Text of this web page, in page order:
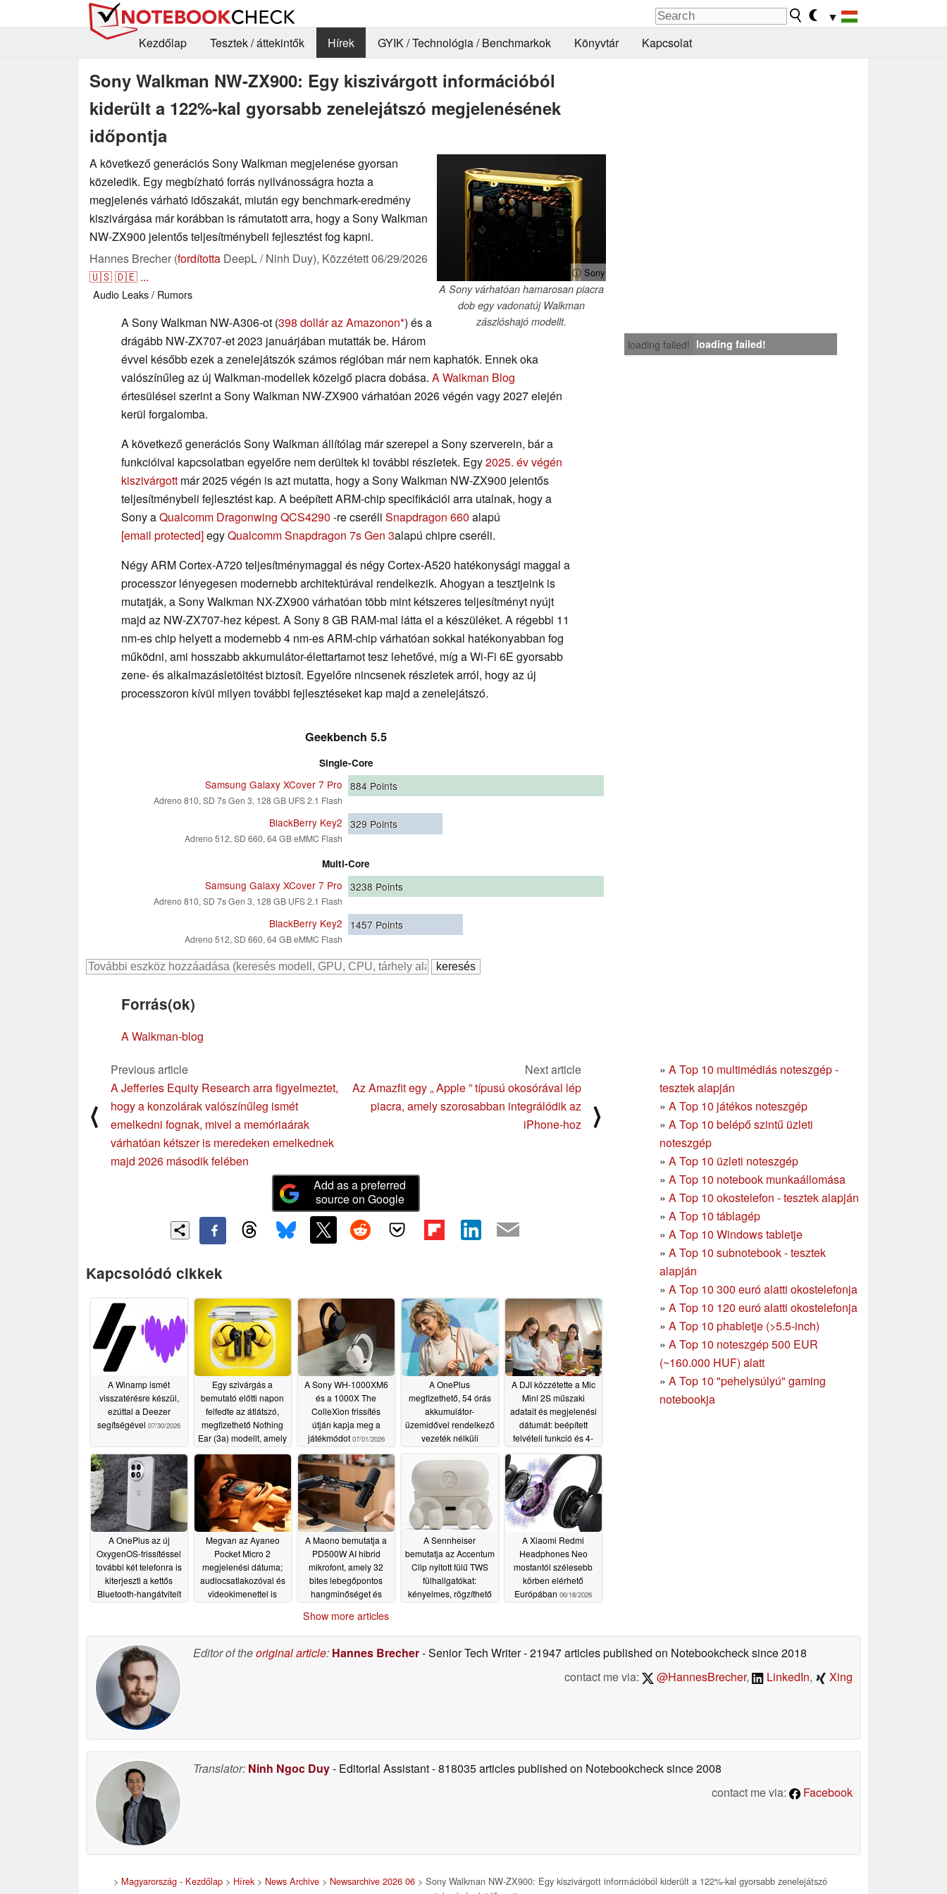
▼
Kezdőlap
Tesztek / áttekintők Hírek GYIK / Technológia / Benchmarkok Könyvtár Kapcsolat
Sony Walkman NW-ZX900: Egy kiszivárgott információból
kiderült a 122%-kal gyorsabb zenelejátszó megjelenésének
időpontja
ⓘ Sony
A Sony várhatóan hamarosan piacra
dob egy vadonatúj Walkman
zászlóshajó modellt.
A következő generációs Sony Walkman megjelenése gyorsan
közeledik. Egy megbízható forrás nyilvánosságra hozta a
megjelenés várható időszakát, miután egy benchmark-eredmény
kiszivárgása már korábban is rámutatott arra, hogy a Sony Walkman
NW-ZX900 jelentős teljesítménybeli fejlesztést fog kapni.
Hannes Brecher (fordította DeepL / Ninh Duy), Közzétett06/29/2026
🇺🇸🇩🇪 ...
Audio Leaks / Rumors
loading failed! loading failed!
A Sony Walkman NW-A306-ot (398 dollár az Amazonon ) és a
drágább NW-ZX707-et 2023 januárjában mutatták be. Három
évvel később ezek a zenelejátszók számos régióban már nem kaphatók. Ennek oka
valószínűleg az új Walkman-modellek közelgő piacra dobása. A Walkman Blog
értesülései szerint a Sony Walkman NW-ZX900 várhatóan 2026 végén vagy 2027 elején
kerül forgalomba.
A következő generációs Sony Walkman állítólag már szerepel a Sony szerverein, bár a
funkcióival kapcsolatban egyelőre nem derültek ki további részletek. Egy2025. év végén
kiszivárgott már 2025 végén is azt mutatta, hogy a Sony Walkman NW-ZX900 jelentős
teljesítménybeli fejlesztést kap. A beépített ARM-chip specifikációi arra utalnak, hogy a
Sony aQualcomm Dragonwing QCS4290 -re cseréli Snapdragon 660 alapú
[email protected]egyQualcomm Snapdragon 7s Gen 3alapú chipre cseréli.
Négy ARM Cortex-A720 teljesítménymaggal és négy Cortex-A520 hatékonysági maggal a
processzor lényegesen modernebb architektúrával rendelkezik. Ahogyan a tesztjeink is
mutatják, a Sony Walkman NX-ZX900 várhatóan több mint kétszeres teljesítményt nyújt
majd az NW-ZX707-hez képest. A Sony 8 GB RAM-mal látta el a készüléket. A régebbi 11
nm-es chip helyett a modernebb 4 nm-es ARM-chip várhatóan sokkal hatékonyabban fog
működni, ami hosszabb akkumulátor-élettartamot tesz lehetővé, míg a Wi-Fi 6E gyorsabb
zene- és alkalmazásletöltést biztosít. Egyelőre nincsenek részletek arról, hogy az új
processzoron kívül milyen további fejlesztéseket kap majd a zenelejátszó.
Geekbench 5.5
Single-Core
Samsung Galaxy XCover 7 Pro
Adreno 810, SD 7s Gen 3, 128 GB UFS 2.1 Flash
884 Points
BlackBerry Key2
Adreno 512, SD 660, 64 GB eMMC Flash
329 Points
Multi-Core
Samsung Galaxy XCover 7 Pro
Adreno 810, SD 7s Gen 3, 128 GB UFS 2.1 Flash
3238 Points
BlackBerry Key2
Adreno 512, SD 660, 64 GB eMMC Flash
1457 Points
Forrás(ok)
A Walkman-blog
» A Top 10 multimédiás noteszgép -
tesztek alapján
» A Top 10 játékos noteszgép
» A Top 10 belépő szintű üzleti
noteszgép
» A Top 10 üzleti noteszgép
» A Top 10 notebook munkaállomása
» A Top 10 okostelefon - tesztek alapján
» A Top 10 táblagép
» A Top 10 Windows tabletje
» A Top 10 subnotebook - tesztek
alapján
» A Top 10 300 euró alatti okostelefonja
» A Top 10 120 euró alatti okostelefonja
» A Top 10 phabletje (>5.5-inch)
» A Top 10 noteszgép 500 EUR
(~160.000 HUF) alatt
» A Top 10 "pehelysúlyú" gaming
notebookja
⟨
Previous article
A Jefferies Equity Research arra figyelmeztet,
hogy a konzolárak valószínűleg ismét
emelkedni fognak, mivel a memóriaárak
várhatóan kétszer is meredeken emelkednek
majd 2026 második felében
Next article
Az Amazfit egy „ Apple ” típusú okosórával lép
piacra, amely szorosabban integrálódik az
iPhone-hoz
⟩
Add as a preferred
source on Google
Kapcsolódó cikkek
A Winamp ismét
visszatérésre készül,
ezúttal a Deezer
segítségével 07/30/2026
Egy szivárgás a
bemutató előtti napon
felfedte az átlátszó,
megfizethető Nothing
Ear (3a) modellt, amely
támogatással
rendelkezik07/06/2026
A Sony WH-1000XM6
és a 1000X The
ColleXion frissítés
útján kapja meg a
játékmódot 07/01/2026
A OnePlus
megfizethető, 54 órás
akkumulátor-
üzemidővel rendelkező
vezeték nélküli
piacra
A DJI közzétette a Mic
Mini 2S műszaki
adatait és megjelenési
dátumát: beépített
felvételi funkció és 4-
legkisebb vezeték
nélküli mikrofonban
06/26/2026
A OnePlus az új
OxygenOS-frissítéssel
további két telefonra is
kiterjeszti a kettős
Bluetooth-hangátvitelt
Megvan az Ayaneo
Pocket Micro 2
megjelenési dátuma;
audiocsatlakozóval és
videokimenettel is
A Maono bemutatja a
PD500W AI hibrid
mikrofont, amely 32
bites lebegőpontos
hangminőséget és
a vezeték nélküli élő
06/19/2026
A Sennheiser
bemutatja az Accentum
Clip nyitott fülű TWS
fülhallgatókat:
kényelmes, rögzíthető
A Xiaomi Redmi
Headphones Neo
mostantól szélesebb
körben elérhető
Európában 06/18/2026
Show more articles
Editor of theoriginal article: Hannes Brecher- Senior Tech Writer- 21947 articles published on Notebookchecksince 2018
contact me via:
@HannesBrecher, LinkedIn, Xing
Translator: Ninh Ngoc Duy- Editorial Assistant- 818035 articles published on Notebookchecksince 2008
contact me via:
Facebook
> Magyarország - Kezdőlap> Hírek> News Archive> Newsarchive 2026 06> Sony Walkman NW-ZX900: Egy kiszivárgott információból kiderült a 122%-kal gyorsabb zenelejátszó